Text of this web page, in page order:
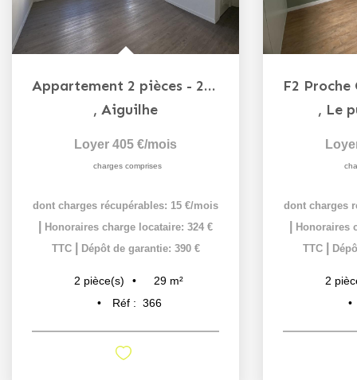
Appartement 2 pièces - 29m² - Centre-ville
, Aiguilhe
Loyer 405 €/mois
charges comprises
dont charges récupérables: 15 €/mois
Honoraires charge locataire: 324 €
TTC
Dépôt de garantie: 390 €
2 pièce(s) 29 m²
Réf : 366
, Le
dont charges
Honoraires
TTC
2